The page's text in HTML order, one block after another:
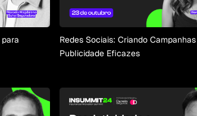
Redes Sociais: Criando
Publicidade Eficazes